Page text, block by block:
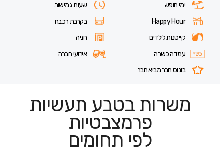
ימי חופש
שעות גמישות
Happy Hour
בקרבת רכבת
קייטנות לילדים
חניה
עמדה כשרה
אירועי חברה
בונוס חבר מביא חבר
משרות בטבע תעשיות
פרמצבטיות
לפי תחומים